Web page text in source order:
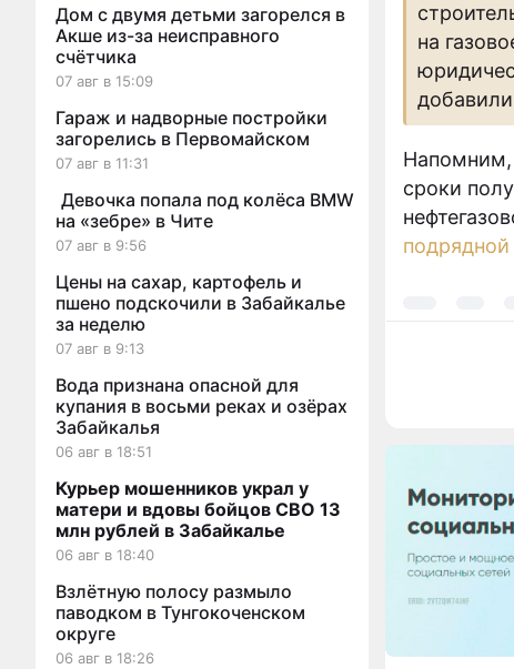
Дом с двумя детьми загорелся в
Акше из-за неисправного
счётчика
07 авг в 15:09
Гараж и надворные постройки
загорелись в Первомайском
07 авг в 11:31
Девочка попала под колёса BMW
на «зебре» в Чите
07 авг в 9:56
Цены на сахар, картофель и
пшено подскочили в Забайкалье
за неделю
07 авг в 9:13
Вода признана опасной для
купания в восьми реках и озёрах
Забайкалья
06 авг в 18:51
Курьер мошенников украл у
матери и вдовы бойцов СВО 13
млн рублей в Забайкалье
06 авг в 18:40
Взлётную полосу размыло
паводком в Тунгокоченском
округе
06 авг в 18:26
на
Напомним,
сроки
подрядной